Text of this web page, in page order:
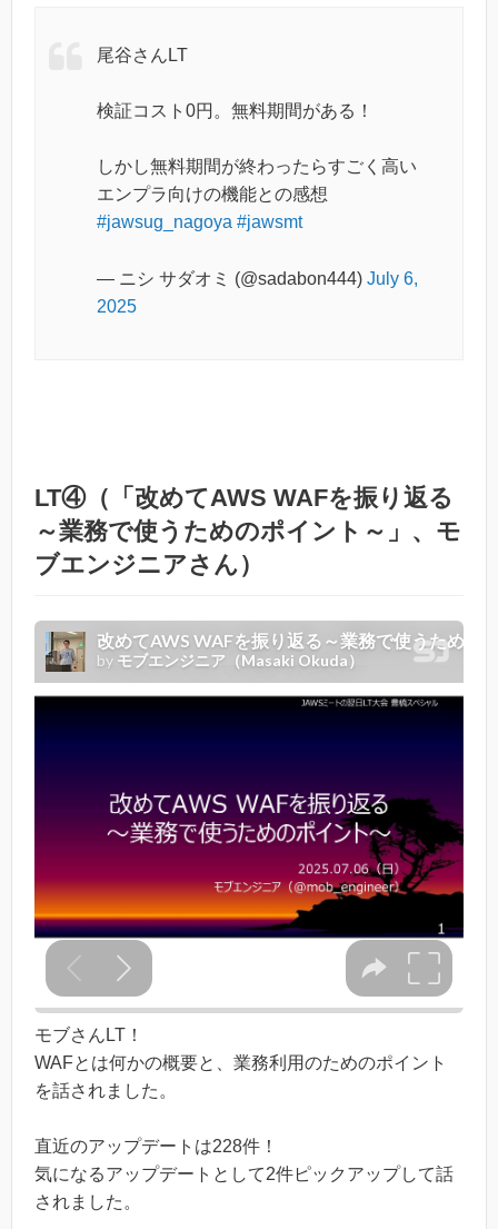
尾谷さんLT
検証コスト0円。無料期間がある！
しかし無料期間が終わったらすごく高い
エンプラ向けの機能との感想
#jawsug_nagoya #jawsmt
— ニシ サダオミ (@sadabon444) July 6,
2025
LT④（「改めてAWS WAFを振り返る
～業務で使うためのポイント～」、モ
ブエンジニアさん）
モブさんLT！
WAFとは何かの概要と、業務利用のためのポイント
を話されました。
直近のアップデートは228件！
気になるアップデートとして2件ピックアップして話
されました。